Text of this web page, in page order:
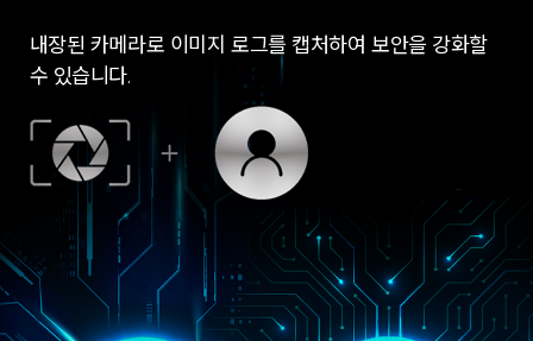
내장된 카메라로 이미지 로그를 캡처하여 보안을 강화할
수 있습니다.